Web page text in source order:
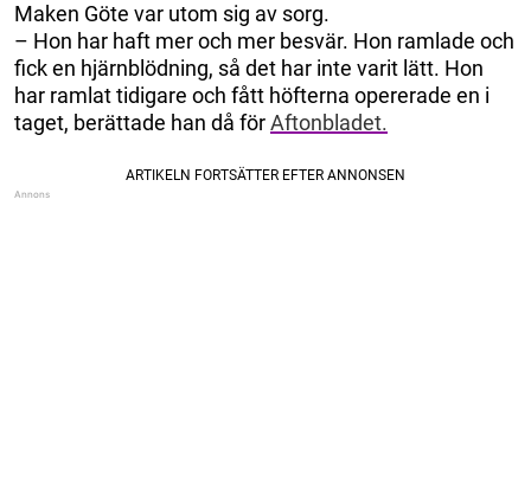
Maken Göte var utom sig av sorg.
– Hon har haft mer och mer besvär. Hon ramlade och
fick en hjärnblödning, så det har inte varit lätt. Hon
har ramlat tidigare och fått höfterna opererade en i
taget, berättade han då förAftonbladet.